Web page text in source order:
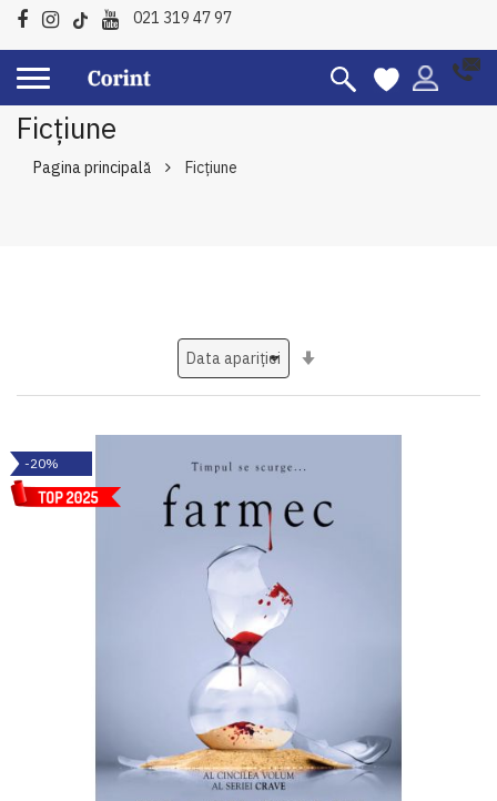
021 319 47 97
Ficțiune
Pagina principală Ficțiune
-20%